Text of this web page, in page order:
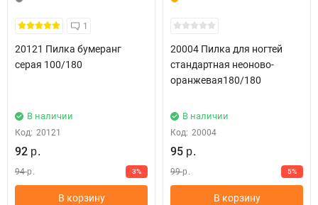
1
20121 Пилка бумеранг
серая 100/180
В наличии
Код: 20121
92 р.
94 р. 3%
В корзину
20004 Пилка для ногтей
стандартная неоново-
оранжевая180/180
В наличии
Код: 20004
95 р.
99 р. 5%
В корзину